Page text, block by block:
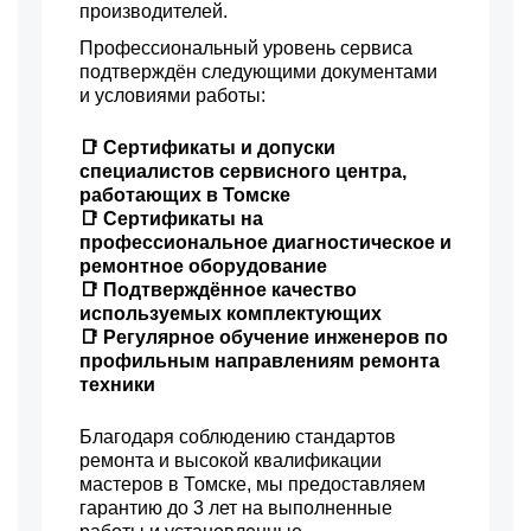
производителей.
Профессиональный уровень сервиса
подтверждён следующими документами
и условиями работы:
📑 Сертификаты и допуски
специалистов сервисного центра,
работающих в Томске
📑 Сертификаты на
профессиональное диагностическое и
ремонтное оборудование
📑 Подтверждённое качество
используемых комплектующих
📑 Регулярное обучение инженеров по
профильным направлениям ремонта
техники
Благодаря соблюдению стандартов
ремонта и высокой квалификации
мастеров в Томске, мы предоставляем
гарантию до 3 лет на выполненные